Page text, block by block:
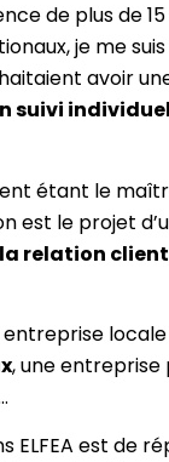
de plus de
je me
avoir
suivi individuel
étant le
est le projet
la relation
entreprise
, une
ELFEA est de